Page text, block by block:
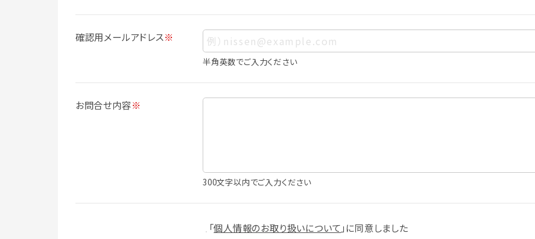
個人情報の利用目的について
本サービスにおける個人情報の利用目的は以下の通りであり、これらの目的達成の範囲を超えてお客様の
個人情報を利用することはありません。
・会員ポイントプログラムの運営
・各種お申込みや、お問い合わせへの対応
・投稿したクチコミ情報、写真の本サービスへの掲載
確認用メールアドレス※
半角英数でご入力ください
お問合せ内容※
300文字以内でご入力ください
「個人情報のお取り扱いについて 」に同意しました